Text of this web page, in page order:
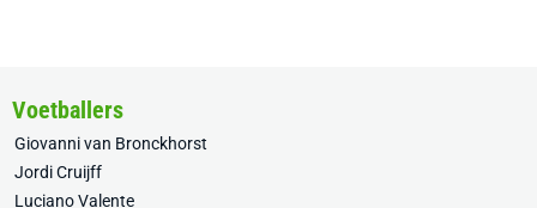
Voetballers
Giovanni van Bronckhorst
Jordi Cruijff
Luciano Valente